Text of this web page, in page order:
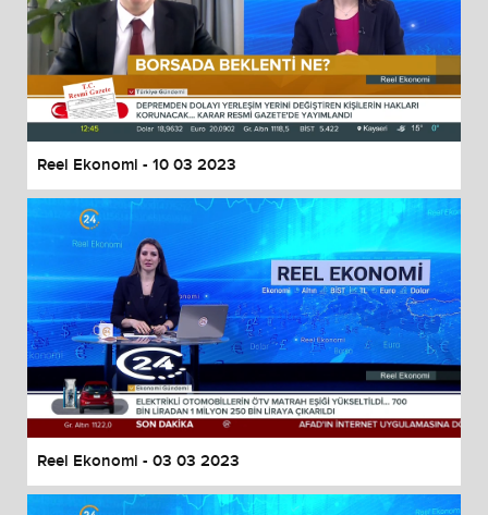
Reel Ekonomi - 10 03 2023
Reel Ekonomi - 03 03 2023